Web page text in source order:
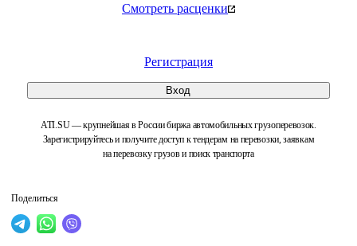
Смотреть расценки
Регистрация
Вход
ATI.SU — крупнейшая в России биржа автомобильных грузоперевозок.
Зарегистрируйтесь и получите доступ к тендерам на перевозки, заявкам
на перевозку грузов и поиск транспорта
Поделиться